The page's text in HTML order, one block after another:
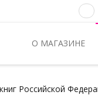
О МАГАЗИНЕ
Российской